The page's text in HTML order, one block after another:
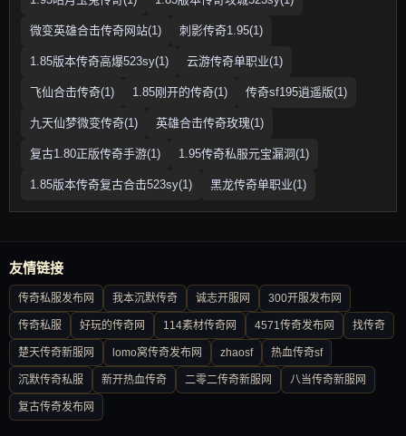
微变英雄合击传奇网站(1) 刺影传奇1.95(1)
1.85版本传奇高爆523sy(1) 云游传奇单职业(1)
飞仙合击传奇(1) 1.85刚开的传奇(1) 传奇sf195逍遥版(1)
九天仙梦微变传奇(1) 英雄合击传奇玫瑰(1)
复古1.80正版传奇手游(1) 1.95传奇私服元宝漏洞(1)
1.85版本传奇复古合击523sy(1) 黑龙传奇单职业(1)
友情链接
传奇私服发布网 我本沉默传奇 诚志开服网 300开服发布网
传奇私服 好玩的传奇网 114素材传奇网 4571传奇发布网 找传奇
楚天传奇新服网 lomo窝传奇发布网 zhaosf 热血传奇sf
沉默传奇私服 新开热血传奇 二零二传奇新服网 八当传奇新服网
复古传奇发布网